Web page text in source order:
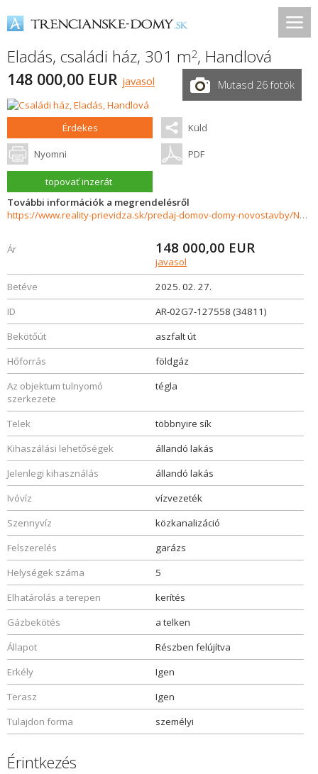
Eladás, családi ház, 301 m2, Handlová
148 000,00 EUR javasol Mutasd 26 fotók
Érdekes Küld
Nyomni PDF
topovať inzerát
További információk a megrendelésről
https://www.reality-prievidza.sk/predaj-domov-domy-novostavby/NA-PREDAJ-PRIESTRANNY-5IZBOVY-RODINNY-DOM-V-HANDLOVEJ-34811/?utm_source=areality&utm_medium=xml&utm_term=34811&utm_content=dom&utm_campaign=portaly
Ár 148 000,00 EUR
javasol
Betéve
2025. 02. 27.
ID
AR-02G7-127558 (34811)
Bekötőút
aszfalt út
Hőforrás
földgáz
Az objektum tulnyomó
szerkezete
tégla
Telek
többnyire sík
Kihaszálási lehetőségek
állandó lakás
Jelenlegi kihasználás
állandó lakás
Ivóvíz
vízvezeték
Szennyvíz
közkanalizáció
Felszerelés
garázs
Helységek száma
5
Elhatárolás a terepen
kerítés
Gázbekötés
a telken
Állapot
Részben felújítva
Erkély
Igen
Terasz
Igen
Tulajdon forma
személyi
Érintkezés